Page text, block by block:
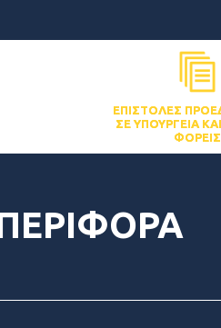
ΕΠΙΣΤΟΛΈΣ
ΣΕ ΥΠΟΥΡΓΕΊΑ
ΦΟΡΕΊΣ